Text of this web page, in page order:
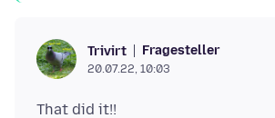
Trivirt Fragesteller
20.07.22, 10:03
That did it!!